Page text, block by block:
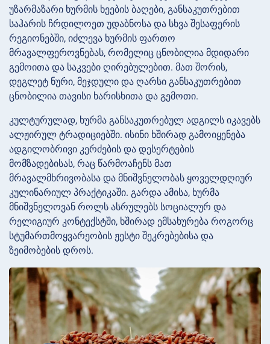
უზარმაზარი ხურმის ხეების ბაღები, განსაკუთრებით
საჰარის ჩრდილოეთ უდაბნოსა და სხვა შესაფერის
რეგიონებში, იძლევა ხურმის ფართო
მრავალფეროვნებას, რომელიც ცნობილია მდიდარი
გემოითა და საკვები ღირებულებით. მათ შორის,
დეგლეტ ნური, მეჯდული და ღარსი განსაკუთრებით
ცნობილია თავისი ხარისხითა და გემოთი.
კულტურულად, ხურმა განსაკუთრებულ ადგილს იკავებს
ალჟირულ ტრადიციებში. ისინი ხშირად გამოიყენება
ადგილობრივი კერძების და დესერტების
მომზადებისას, რაც წარმოაჩენს მათ
მრავალმხრივობასა და მნიშვნელობას ყოველდღიურ
კულინარიულ პრაქტიკაში. გარდა ამისა, ხურმა
მნიშვნელოვან როლს ასრულებს სოციალურ და
რელიგიურ კონტექსტში, ხშირად ემსახურება როგორც
სტუმართმოყვარეობის ჟესტი შეკრებებისა და
ზეიმობების დროს.